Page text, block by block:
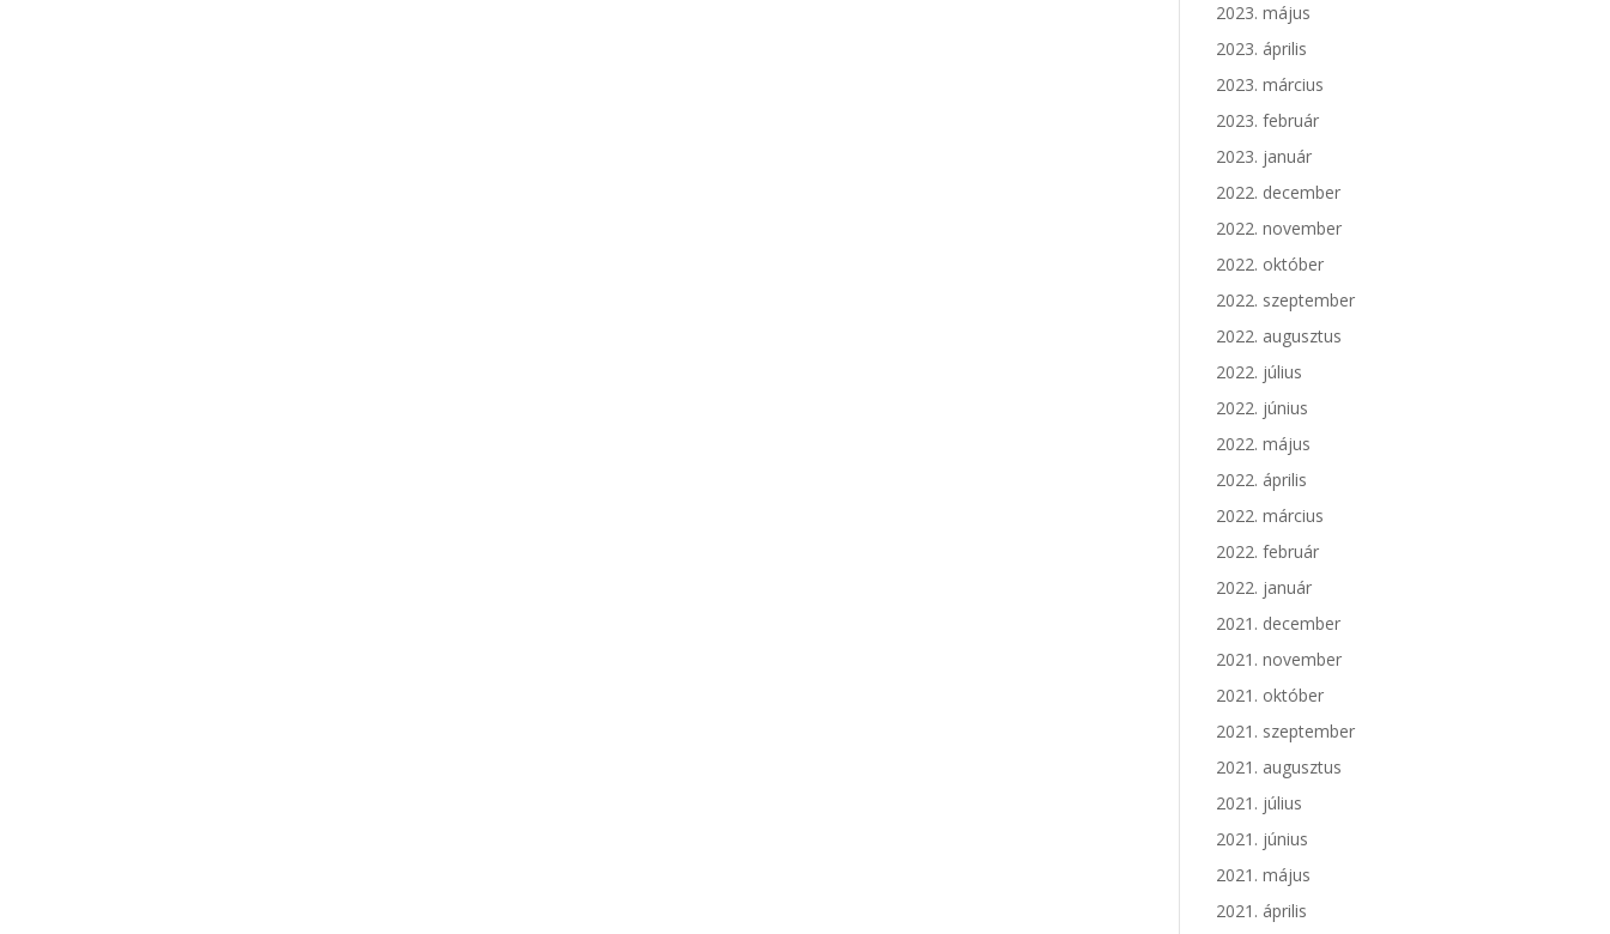
2023. május
2023. április
2023. március
2023. február
2023. január
2022. december
2022. november
2022. október
2022. szeptember
2022. augusztus
2022. július
2022. június
2022. május
2022. április
2022. március
2022. február
2022. január
2021. december
2021. november
2021. október
2021. szeptember
2021. augusztus
2021. július
2021. június
2021. május
2021. április